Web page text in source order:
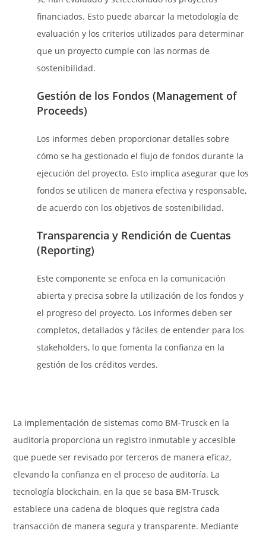
financiados. Esto puede abarcar la metodología de
evaluación y los criterios utilizados para determinar
que un proyecto cumple con las normas de
sostenibilidad.
Gestión de los Fondos (Management of
Proceeds)
Los informes deben proporcionar detalles sobre
cómo se ha gestionado el flujo de fondos durante la
ejecución del proyecto. Esto implica asegurar que los
fondos se utilicen de manera efectiva y responsable,
de acuerdo con los objetivos de sostenibilidad.
Transparencia y Rendición de Cuentas
(Reporting)
Este componente se enfoca en la comunicación
abierta y precisa sobre la utilización de los fondos y
el progreso del proyecto. Los informes deben ser
completos, detallados y fáciles de entender para los
stakeholders, lo que fomenta la confianza en la
gestión de los créditos verdes.
La implementación de sistemas como BM-Trusck en la
auditoría proporciona un registro inmutable y accesible
que puede ser revisado por terceros de manera eficaz,
elevando la confianza en el proceso de auditoría. La
tecnología blockchain, en la que se basa BM-Trusck,
establece una cadena de bloques que registra cada
transacción de manera segura y transparente. Mediante